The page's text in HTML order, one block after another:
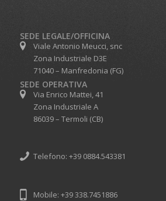
SEDE LEGALE/OFFICINA
Viale Antonio Meucci, snc
Zona Industriale D3E
71040 – Manfredonia (FG)
SEDE OPERATIVA
Via Enrico Mattei, 41
Zona Industriale A
86039 – Termoli (CB)
Telefono: +39 0884.543381
Mobile: +39 338.7451886